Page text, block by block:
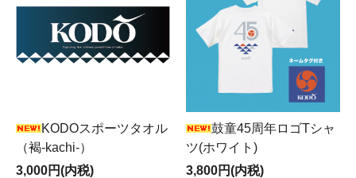
KODOスポーツタオル
（褐-kachi-）
3,000円(内税)
鼓童45周年ロゴTシャ
ツ(ホワイト)
3,800円(内税)